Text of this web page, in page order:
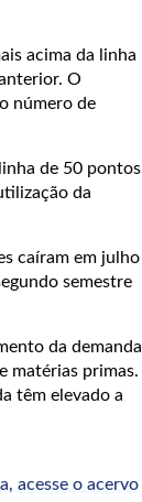
acima da linha
O
número de
de 50 pontos
da
caíram em julho
semestre
da demanda
matérias primas.
têm elevado a
acesse o acervo